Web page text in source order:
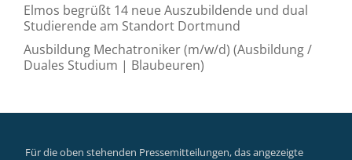
Elmos begrüßt 14 neue Auszubildende und dual
Studierende am Standort Dortmund
Ausbildung Mechatroniker (m/w/d) (Ausbildung /
Duales Studium | Blaubeuren)
Für die oben stehenden Pressemitteilungen, das angezeigte